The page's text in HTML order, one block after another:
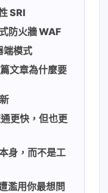
SRI
防火牆 WAF
端模式
文章為什麼要
更快，但也更
身，而不是工
濫用你最想問